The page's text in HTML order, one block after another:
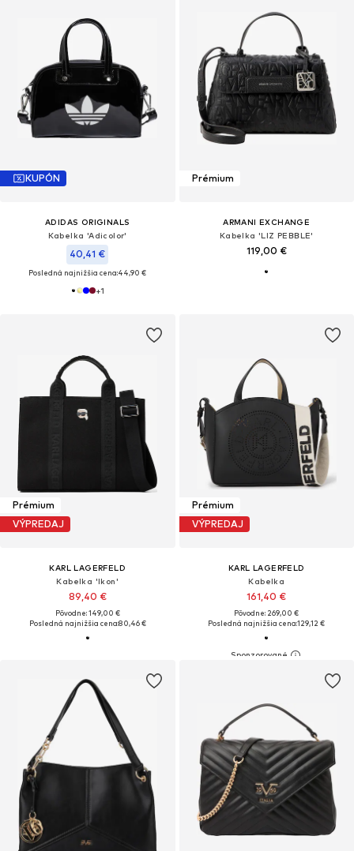
KUPÓN
ADIDAS ORIGINALS
Kabelka 'Adicolor'
40,41 €
Posledná najnižšia cena:44,90 €
+1
Prémium
ARMANI EXCHANGE
Kabelka 'LIZ PEBBLE'
119,00 €
Prémium
VÝPREDAJ
KARL LAGERFELD
Kabelka 'Ikon'
89,40 €
Pôvodne: 149,00 €
Posledná najnižšia cena:80,46 €
Prémium
VÝPREDAJ
KARL LAGERFELD
Kabelka
161,40 €
Pôvodne: 269,00 €
Posledná najnižšia cena:129,12 €